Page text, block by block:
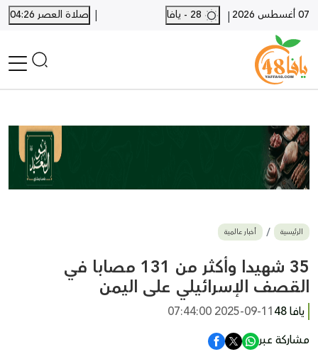
07 أغسطس 2026 |
| صلاة العصر 04:26
أخبار محلية
أخبار يافا
SHORTS
أخبار اللد والرملة
بيع وشراء
أخبار القدس
وفيات
المزيد
ارسل خبر
الرئيسية أخبار عالمية
35 شهيدا وأكثر من 131 مصابا في
القصف الإسرائيلي على اليمن
يافا 48
2025-09-11 07:44:00
مشاركة عبر